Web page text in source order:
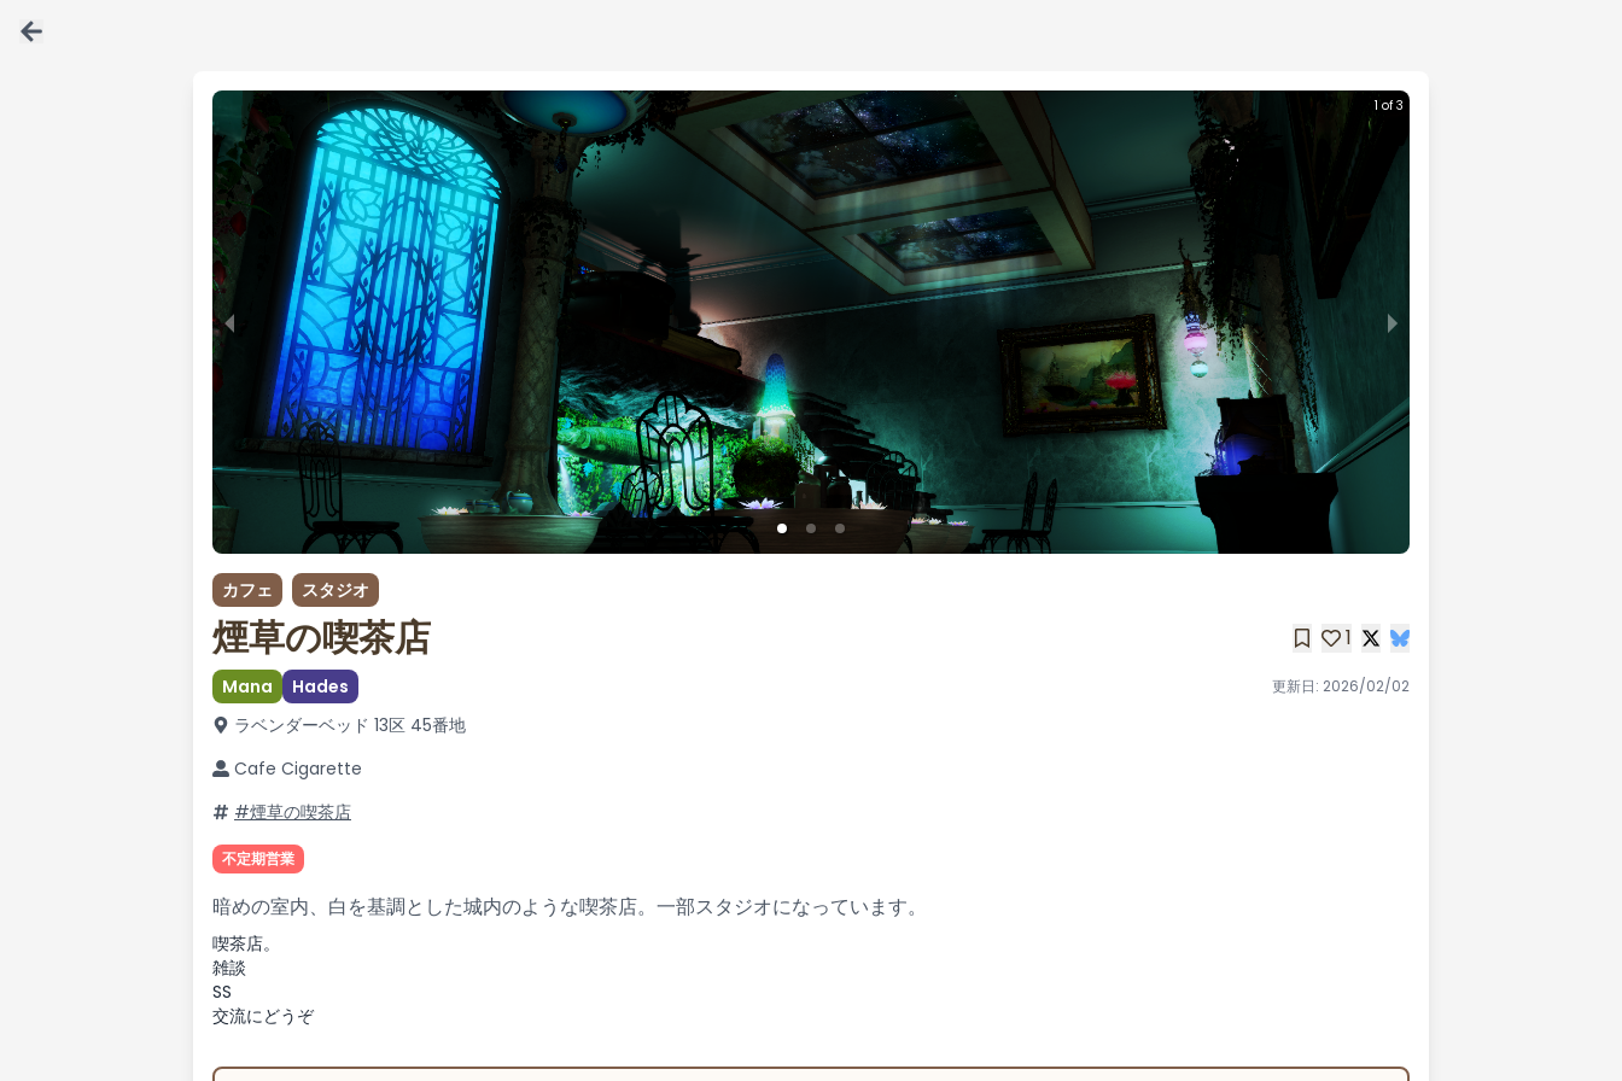
1 of 3
カフェ スタジオ
煙草の喫茶店 1
Mana Hades 更新日: 2026/02/02
ラベンダーベッド 13区 45番地
Cafe Cigarette
#煙草の喫茶店
不定期営業
暗めの室内、白を基調とした城内のような喫茶店。一部スタジオになっています。
喫茶店。
雑談
SS
交流にどうぞ